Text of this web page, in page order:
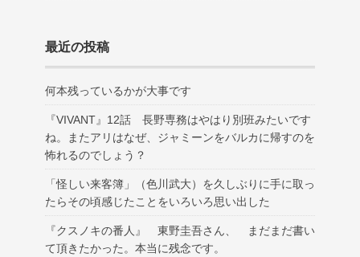
最近の投稿
何本残っているかが大事です
『VIVANT』12話 長野専務はやはり別班みたいです
ね。またアリはなぜ、ジャミーンをバルカに帰すのを
怖れるのでしょう？
「怪しい来客簿」（色川武大）を久しぶりに手に取っ
たらその頃感じたことをいろいろ思い出した
『クスノキの番人』 東野圭吾さん、 まだまだ書い
て頂きたかった。本当に残念です。